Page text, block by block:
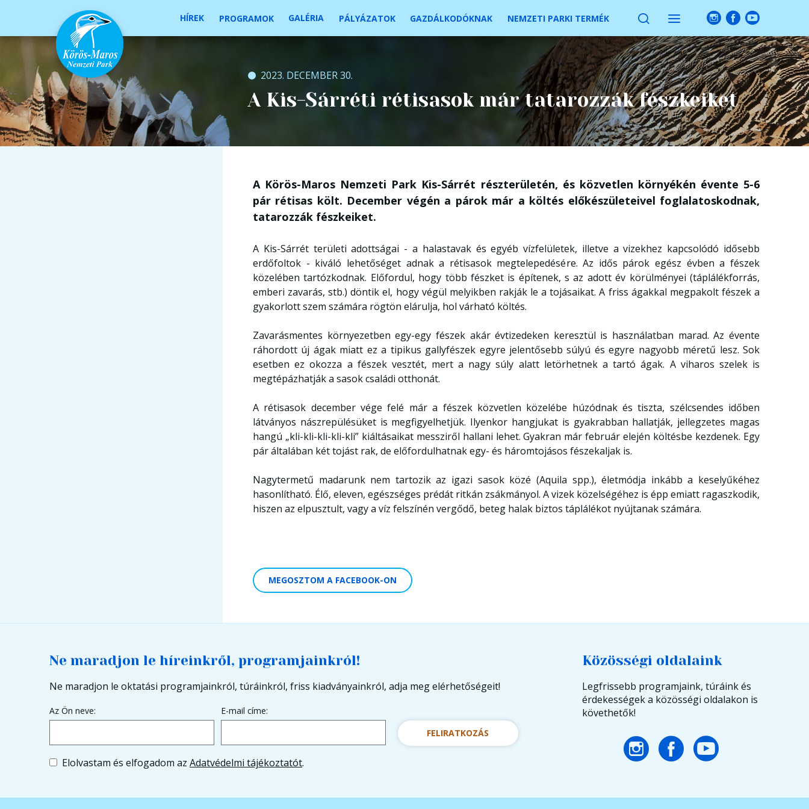
HÍREK PROGRAMOK GALÉRIA PÁLYÁZATOK GAZDÁLKODÓKNAK NEMZETI PARKI TERMÉK
2023. DECEMBER 30.
A Kis-Sárréti rétisasok már tatarozzák fészkeiket
A Körös-Maros Nemzeti Park Kis-Sárrét részterületén, és közvetlen környékén évente 5-6
pár rétisas költ. December végén a párok már a költés előkészületeivel foglalatoskodnak,
tatarozzák fészkeiket.
A Kis-Sárrét területi adottságai - a halastavak és egyéb vízfelületek, illetve a vizekhez kapcsolódó idősebb
erdőfoltok - kiváló lehetőséget adnak a rétisasok megtelepedésére. Az idős párok egész évben a fészek
közelében tartózkodnak. Előfordul, hogy több fészket is építenek, s az adott év körülményei (táplálékforrás,
emberi zavarás, stb.) döntik el, hogy végül melyikben rakják le a tojásaikat. A friss ágakkal megpakolt fészek a
gyakorlott szem számára rögtön elárulja, hol várható költés.
Zavarásmentes környezetben egy-egy fészek akár évtizedeken keresztül is használatban marad. Az évente
ráhordott új ágak miatt ez a tipikus gallyfészek egyre jelentősebb súlyú és egyre nagyobb méretű lesz. Sok
esetben ez okozza a fészek vesztét, mert a nagy súly alatt letörhetnek a tartó ágak. A viharos szelek is
megtépázhatják a sasok családi otthonát.
A rétisasok december vége felé már a fészek közvetlen közelébe húzódnak és tiszta, szélcsendes időben
látványos nászrepülésüket is megfigyelhetjük. Ilyenkor hangjukat is gyakrabban hallatják, jellegzetes magas
hangú „kli-kli-kli-kli-kli” kiáltásaikat messziről hallani lehet. Gyakran már február elején költésbe kezdenek. Egy
pár általában két tojást rak, de előfordulhatnak egy- és háromtojásos fészekaljak is.
Nagytermetű madarunk nem tartozik az igazi sasok közé (Aquila spp.), életmódja inkább a keselyűkéhez
hasonlítható. Élő, eleven, egészséges prédát ritkán zsákmányol. A vizek közelségéhez is épp emiatt ragaszkodik,
hiszen az elpusztult, vagy a víz felszínén vergődő, beteg halak biztos táplálékot nyújtanak számára.
MEGOSZTOM A FACEBOOK-ON
Ne maradjon le híreinkről, programjainkról!
Ne maradjon le oktatási programjainkról, túráinkról, friss kiadványainkról, adja meg elérhetőségeit!
Az Ön neve: E-mail címe:
Elolvastam és elfogadom az Adatvédelmi tájékoztatót.
FELIRATKOZÁS
Közösségi oldalaink
Legfrissebb programjaink, túráink és
érdekességek a közösségi oldalakon is
követhetők!